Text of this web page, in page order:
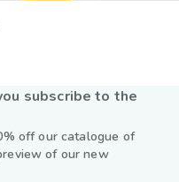
subscribe to the
off our catalogue of
of our new